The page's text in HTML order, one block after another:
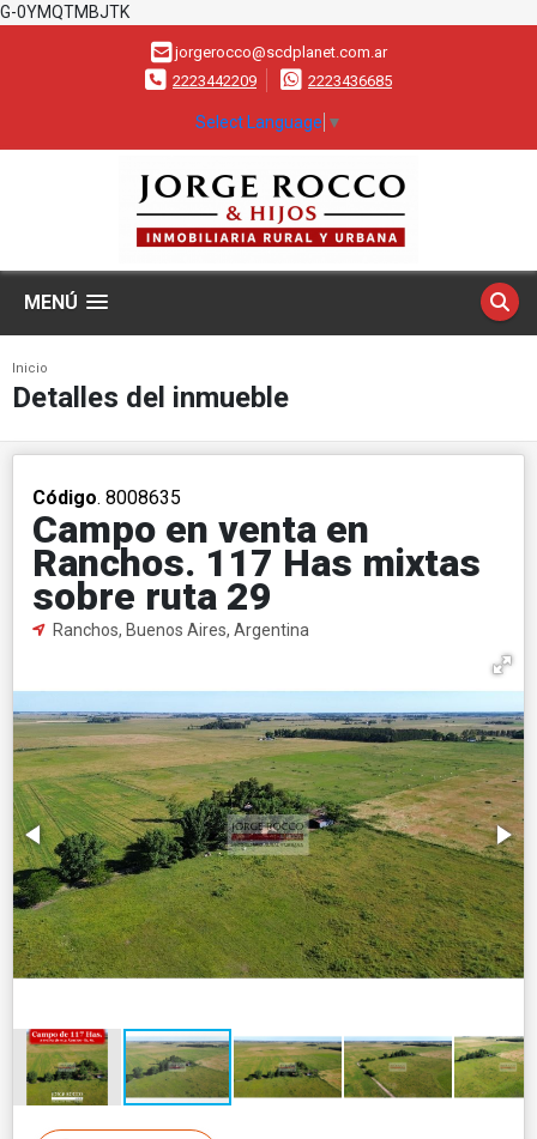
G-0YMQTMBJTK
jorgerocco@scdplanet.com.ar
2223442209
2223436685
Select Language ▼
MENÚ
Inicio
Detalles del inmueble
Código. 8008635
Campo en venta en
Ranchos. 117 Has mixtas
sobre ruta 29
Ranchos, Buenos Aires, Argentina